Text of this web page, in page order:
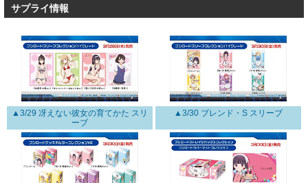
サプライ情報
▲3/29 冴えない彼女の育てかた スリ
ーブ
▲3/30 ブレンド・S スリーブ